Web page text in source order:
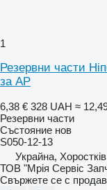
1
Резервни части
за AP
6,38 € 328 UAH ≈
Резервни части
Състояние нов
S050-12-13
Украйна, Хоростків
ТОВ "Мрія Сервіс
Свържете се с